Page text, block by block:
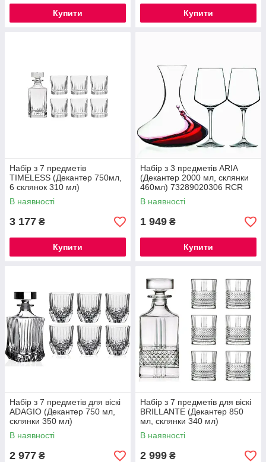
Купити Купити
Набір з 7 предметів
TIMELESS (Декантер 750мл,
6 склянок 310 мл)
73271020306 RCR
В наявності
3 177 ₴
Купити
Набір з 3 предметів ARIA
(Декантер 2000 мл, склянки
460мл) 73289020306 RCR
В наявності
1 949 ₴
Купити
Набір з 7 предметів для віскі
ADAGIO (Декантер 750 мл,
склянки 350 мл)
73299020206 RCR
В наявності
2 977 ₴
Набір з 7 предметів для віскі
BRILLANTE (Декантер 850
мл, склянки 340 мл)
73358020406 RCR
В наявності
2 999 ₴